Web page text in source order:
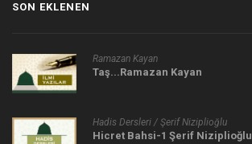
SON EKLENEN
Ramazan Kayan
Taş...Ramazan Kayan
Hadis Dersleri / Şerif Niziplioğlu
Hicret Bahsi-1 Şerif Niziplioğlu